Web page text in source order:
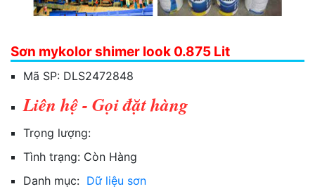
Sơn mykolor shimer look 0.875 Lit
Mã SP: DLS2472848
Liên hệ - Gọi đặt hàng
Trọng lượng:
Tình trạng: Còn Hàng
Danh mục: Dữ liệu sơn